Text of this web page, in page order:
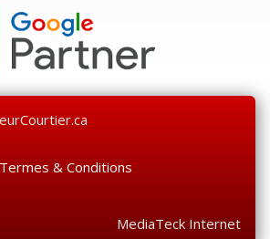
Termes & Conditions
MediaTeck Internet